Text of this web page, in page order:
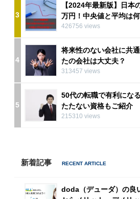
3
【2024年最新版】日本
万円！中央値と平均は
426756 views
4
将来性のない会社に共
たの会社は大丈夫？
313457 views
5
50代の転職で有利にな
たたない資格もご紹介
215310 views
新着記事
doda（デューダ）の良